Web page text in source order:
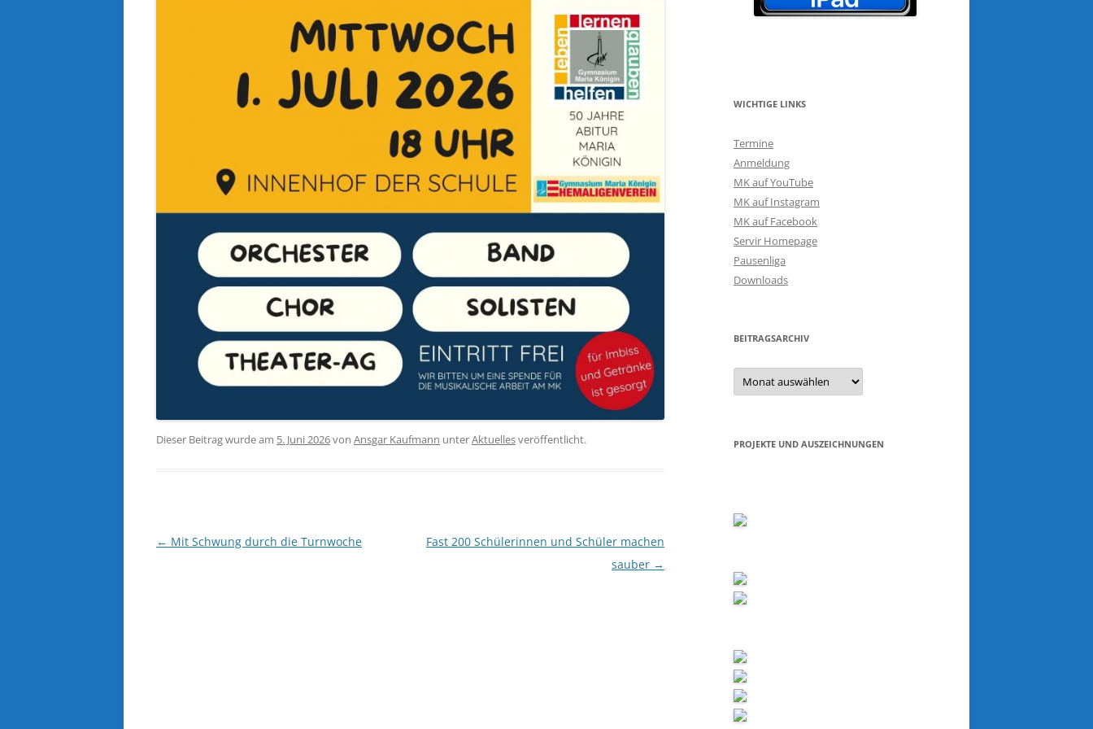
Dieser Beitrag wurde am 5. Juni 2026von Ansgar Kaufmann unterAktuellesveröffentlicht.
Beitragsnavigation
← Mit Schwung durch die Turnwoche
Fast 200 Schülerinnen und Schüler machen
sauber →
WICHTIGE LINKS
Termine
Anmeldung
MK auf YouTube
MK auf Instagram
MK auf Facebook
Servir Homepage
Pausenliga
Downloads
BEITRAGSARCHIV
Beitragsarchiv
PROJEKTE UND AUSZEICHNUNGEN